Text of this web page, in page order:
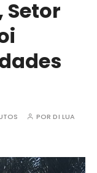
Setor
PORDI LUA